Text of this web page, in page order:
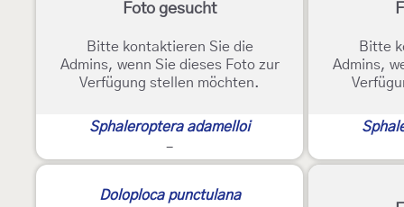
Foto gesucht
Bitte kontaktieren Sie die
Admins, wenn Sie dieses Foto zur
Verfügung stellen möchten.
Sphaleroptera adamelloi
-
Bitte
Admins,
Doloploca punctulana